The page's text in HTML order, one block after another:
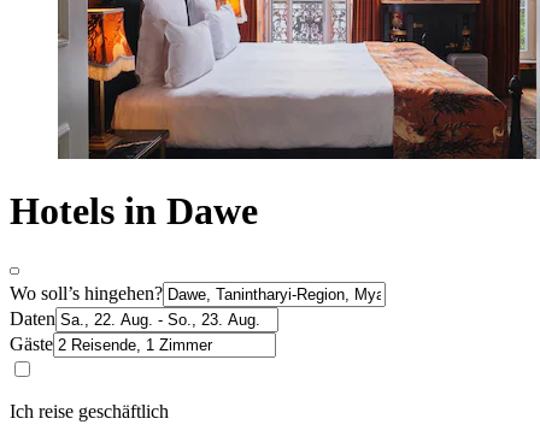
Hotels in Dawe
Wo soll’s hingehen?
Daten
Gäste
Ich reise geschäftlich